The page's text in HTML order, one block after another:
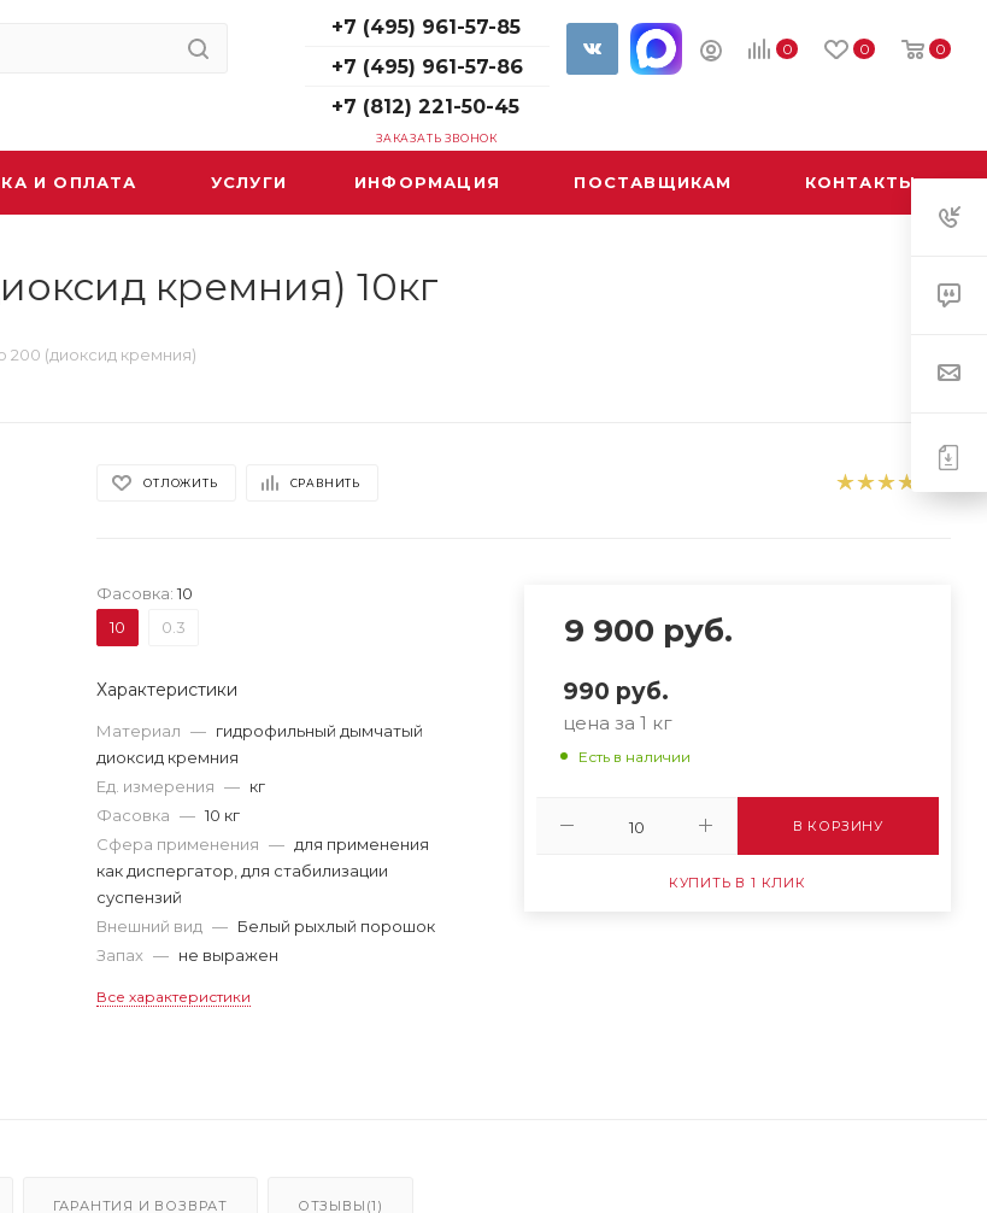
0 0 0
+7 (495) 961-57-85
+7 (495) 961-57-86
+7 (812) 221-50-45
ЗАКАЗАТЬ ЗВОНОК
И ОПЛАТА УСЛУГИ ИНФОРМАЦИЯ ПОСТАВЩИКАМ КОНТАКТЫ
кремния) 10кг
200 (диоксид кремния)
ОТЛОЖИТЬ СРАВНИТЬ
Фасовка: 10
10
0.3
Характеристики
Материал — гидрофильный дымчатый
диоксид кремния
Ед. измерения — кг
Фасовка — 10 кг
Сфера применения — для применения
как диспергатор, для стабилизации
суспензий
Внешний вид — Белый рыхлый порошок
Запах — не выражен
Все характеристики
9 900 руб.
990 руб.
цена за 1 кг
Есть в наличии
В КОРЗИНУ
КУПИТЬ В 1 КЛИК
ГАРАНТИЯ И ВОЗВРАТ ОТЗЫВЫ(1)